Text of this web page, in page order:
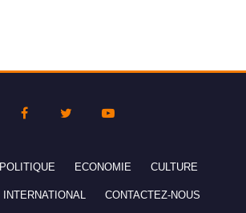
POLITIQUE ECONOMIE CULTURE
INTERNATIONAL CONTACTEZ-NOUS